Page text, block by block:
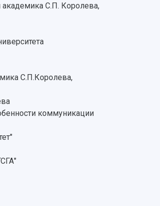
академика С.П. Королева,
С.П.Королева,
коммуникации